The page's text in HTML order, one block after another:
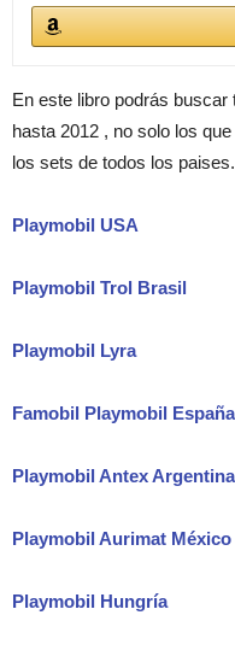
En este libro podrás
hasta 2012 , no solo los
los sets de todos los paises.
Playmobil USA
Playmobil Trol Brasil
Playmobil Lyra
Famobil Playmobil España
Playmobil Antex Argentina
Playmobil Aurimat México
Playmobil Hungría